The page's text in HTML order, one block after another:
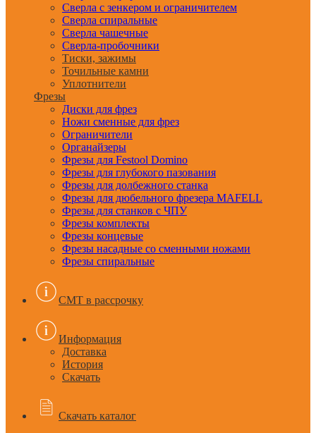
Сверла с зенкером и ограничителем
Сверла спиральные
Сверла чашечные
Сверла-пробочники
Тиски, зажимы
Точильные камни
Уплотнители
Фрезы
Диски для фрез
Ножи сменные для фрез
Ограничители
Органайзеры
Фрезы для Festool Domino
Фрезы для глубокого пазования
Фрезы для долбежного станка
Фрезы для дюбельного фрезера MAFELL
Фрезы для станков с ЧПУ
Фрезы комплекты
Фрезы концевые
Фрезы насадные со сменными ножами
Фрезы спиральные
CMT в рассрочку
Информация
Доставка
История
Скачать
Скачать каталог